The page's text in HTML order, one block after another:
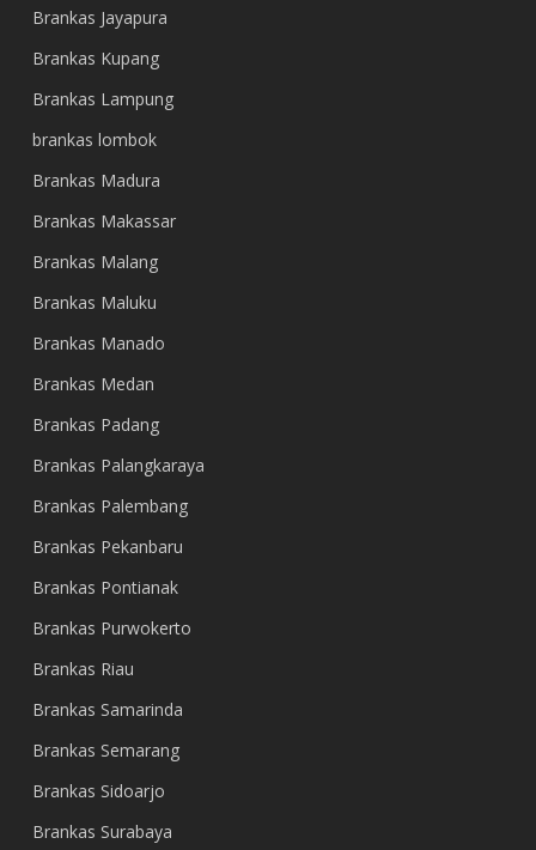
Brankas Jayapura
Brankas Kupang
Brankas Lampung
brankas lombok
Brankas Madura
Brankas Makassar
Brankas Malang
Brankas Maluku
Brankas Manado
Brankas Medan
Brankas Padang
Brankas Palangkaraya
Brankas Palembang
Brankas Pekanbaru
Brankas Pontianak
Brankas Purwokerto
Brankas Riau
Brankas Samarinda
Brankas Semarang
Brankas Sidoarjo
Brankas Surabaya